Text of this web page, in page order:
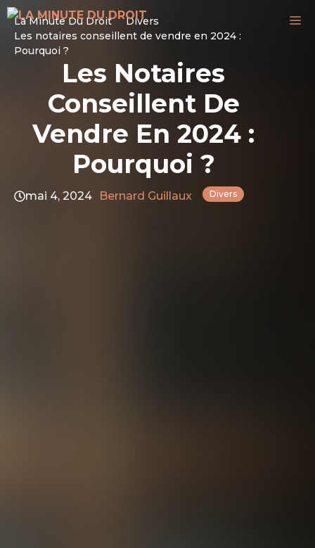
Aller
au
contenu
La Minute Du Droit
Divers
Les notaires conseillent de vendre en 2024 :
Pourquoi ?
Les Notaires
Conseillent De
Vendre En 2024 :
Pourquoi ?
mai 4, 2024 Bernard Guillaux Divers